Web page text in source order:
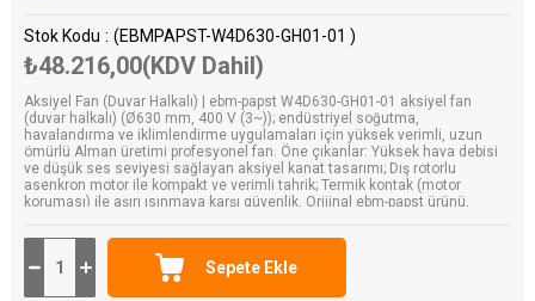
Stok Kodu (EBMPAPST-W4D630-GH01-01 )
₺48.216,00(KDV Dahil)
Aksiyel Fan (Duvar Halkalı) | ebm-papst W4D630-GH01-01 aksiyel fan
(duvar halkalı) (Ø630 mm, 400 V (3~)); endüstriyel soğutma,
havalandırma ve iklimlendirme uygulamaları için yüksek verimli, uzun
ömürlü Alman üretimi profesyonel fan. Öne çıkanlar: Yüksek hava debisi
ve düşük ses seviyesi sağlayan aksiyel kanat tasarımı; Dış rotorlu
asenkron motor ile kompakt ve verimli tahrik; Termik kontak (motor
koruması) ile aşırı ısınmaya karşı güvenlik. Orijinal ebm-papst ürünü,